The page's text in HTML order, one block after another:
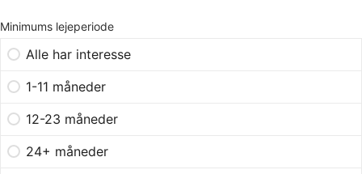
Minimums lejeperiode
Alle har interesse
1-11 måneder
12-23 måneder
24+ måneder